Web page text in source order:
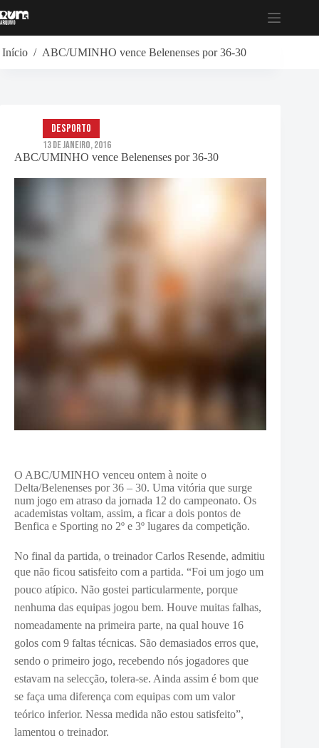
para
Início / ABC/UMINHO vence Belenenses por 36-30
ABC/UMINHO vence Belenenses por 36-30
Desporto
13 de Janeiro, 2016
O ABC/UMINHO venceu ontem à noite o
Delta/Belenenses por 36 – 30. Uma vitória que surge
num jogo em atraso da jornada 12 do campeonato. Os
academistas voltam, assim, a ficar a dois pontos de
Benfica e Sporting no 2º e 3º lugares da competição.
No final da partida, o treinador Carlos Resende, admitiu
que não ficou satisfeito com a partida. “Foi um jogo um
pouco atípico. Não gostei particularmente, porque
nenhuma das equipas jogou bem. Houve muitas falhas,
nomeadamente na primeira parte, na qual houve 16
golos com 9 faltas técnicas. São demasiados erros que,
sendo o primeiro jogo, recebendo nós jogadores que
estavam na selecção, tolera-se. Ainda assim é bom que
se faça uma diferença com equipas com um valor
teórico inferior. Nessa medida não estou satisfeito”,
lamentou o treinador.